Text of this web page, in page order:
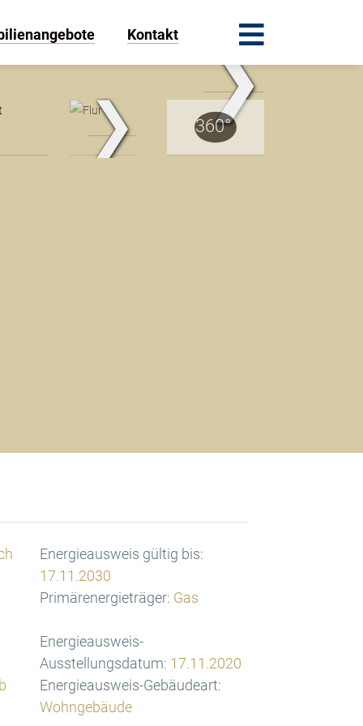
Kontakt
❯
❯
Energieausweis gültig bis:
17.11.2030
Primärenergieträger: Gas
Energieausweis-
Ausstellungsdatum: 17.11.2020
Energieausweis-Gebäudeart:
Wohngebäude